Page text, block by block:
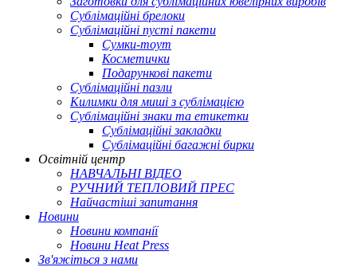
Сублімаційні брелоки
Сублімаційні пусті пакети
Сумки-тоут
Косметички
Подарункові пакети
Сублімаційні пазли
Килимки для миші з сублімацією
Сублімаційні знаки та етикетки
Сублімаційні закладки
Сублімаційні багажні бирки
Освітній центр
НАВЧАЛЬНІ ВІДЕО
РУЧНИЙ ТЕПЛОВИЙ ПРЕС
Найчастіші запитання
Новини
Новини компанії
Новини Heat Press
Зв'яжіться з нами